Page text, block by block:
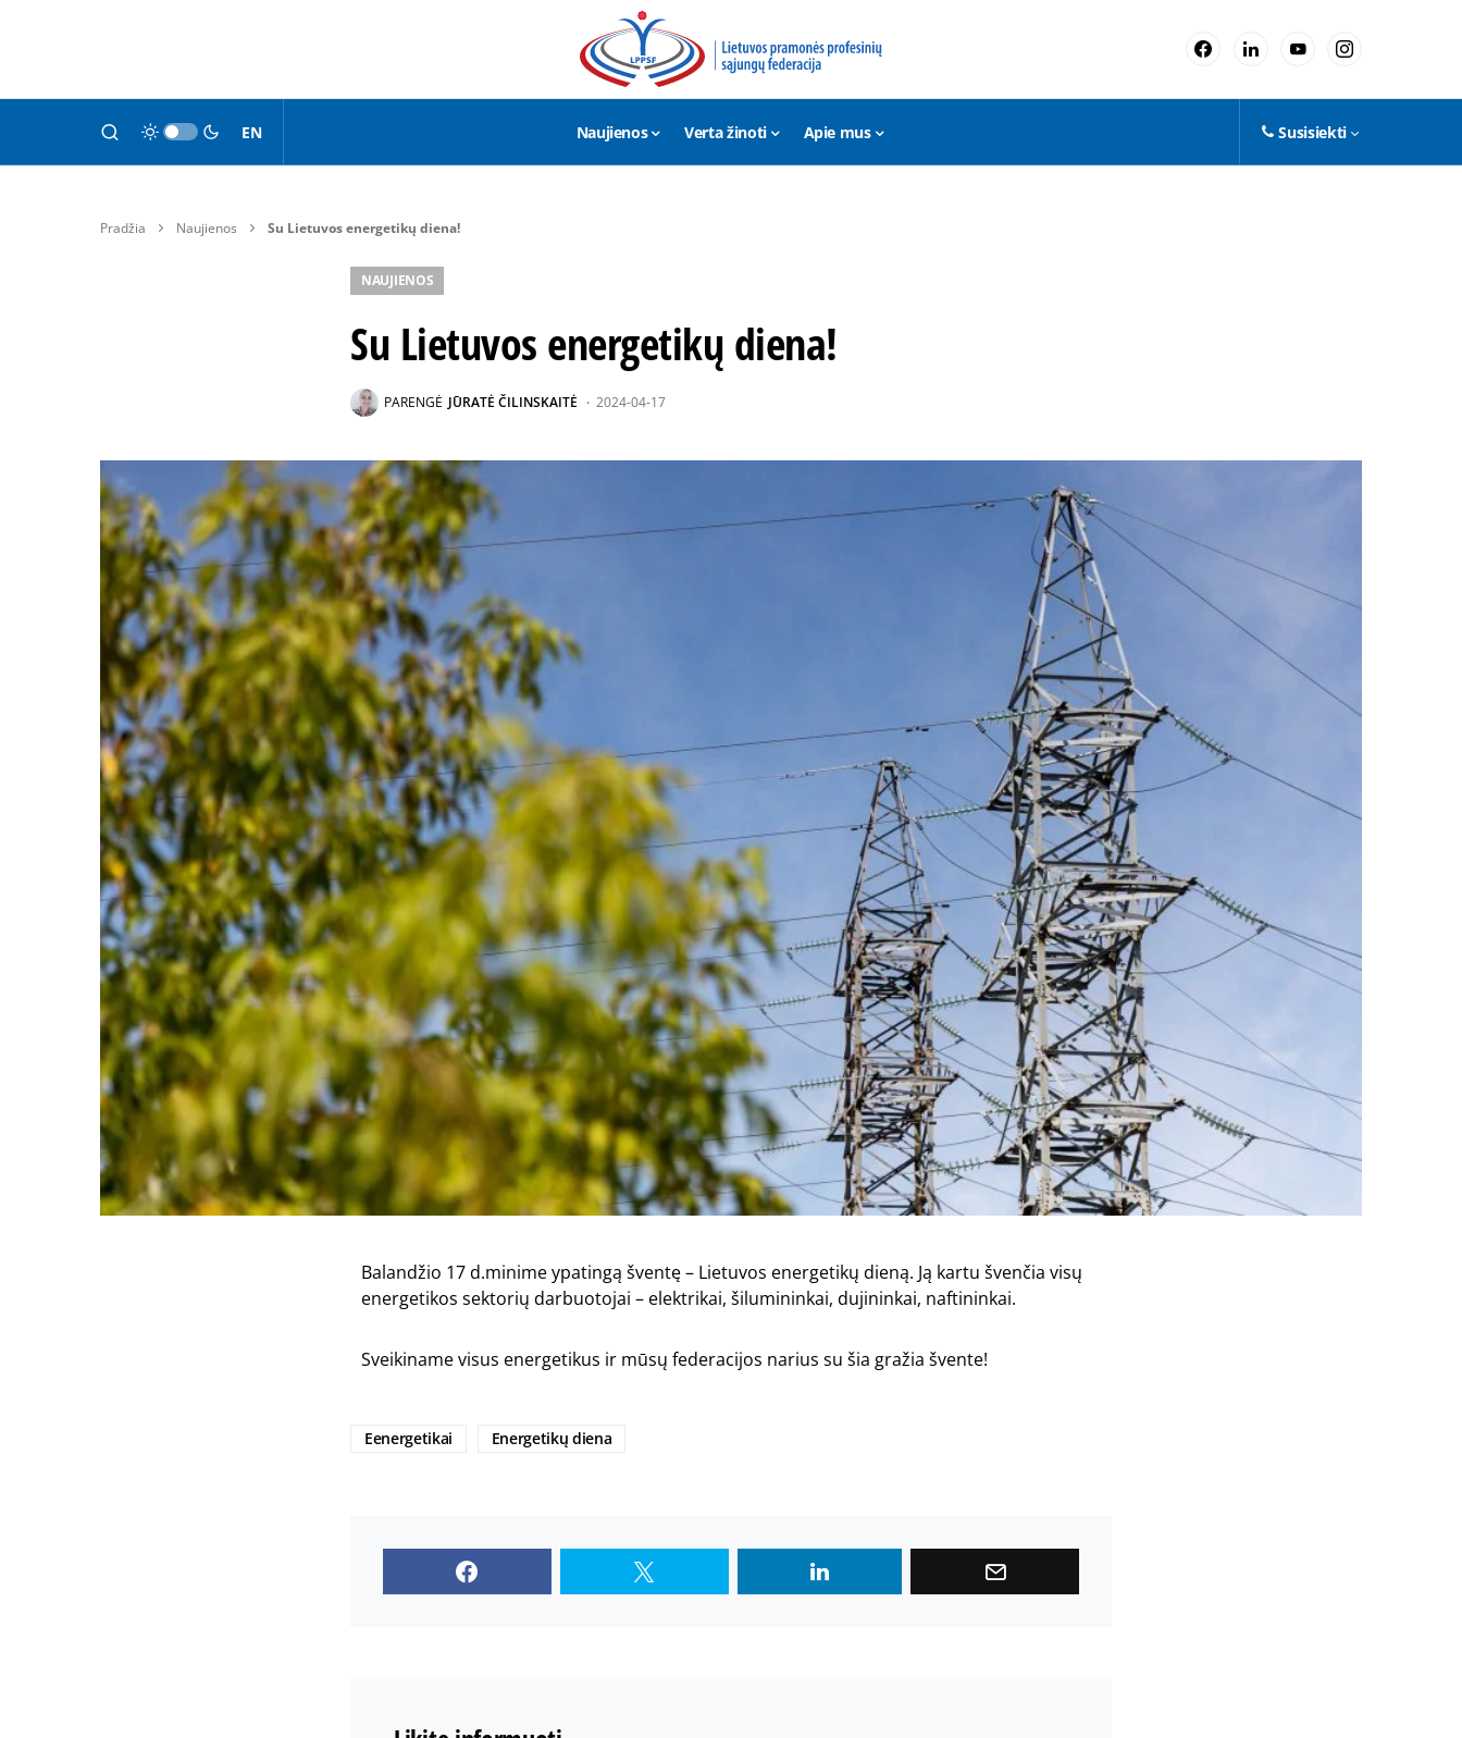
EN Naujienos Verta žinoti Apie mus Susisiekti
Pradžia Naujienos Su Lietuvos energetikų diena!
NAUJIENOS
Su Lietuvos energetikų diena!
PARENGĖ JŪRATĖ ČILINSKAITĖ 2024-04-17
Balandžio 17 d.minime ypatingą šventę – Lietuvos energetikų dieną. Ją kartu švenčia visų
energetikos sektorių darbuotojai – elektrikai, šilumininkai, dujininkai, naftininkai.
Sveikiname visus energetikus ir mūsų federacijos narius su šia gražia švente!
Eenergetikai Energetikų diena